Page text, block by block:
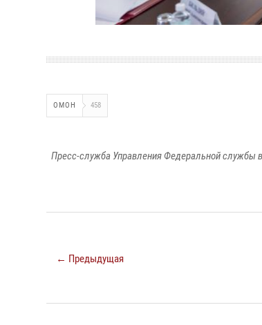
ОМОН 458
Пресс-служба Управления Федеральной службы
← Предыдущая